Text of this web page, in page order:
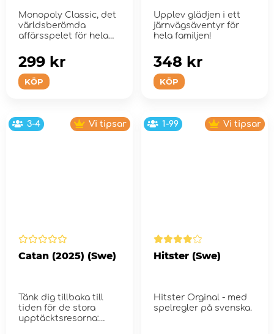
Monopoly Classic, det
världsberömda
affärsspelet för hela
KÖP
299 kr
Upplev glädjen i ett
järnvägsäventyr för
hela familjen!
KÖP
348 kr
3-4 Vi tipsar
Catan (2025) (Swe)
Tänk dig tillbaka till
tiden för de stora
upptäcktsresorna:
1-99 Vi tipsar
Hitster (Swe)
Hitster Orginal - med
spelregler på svenska.